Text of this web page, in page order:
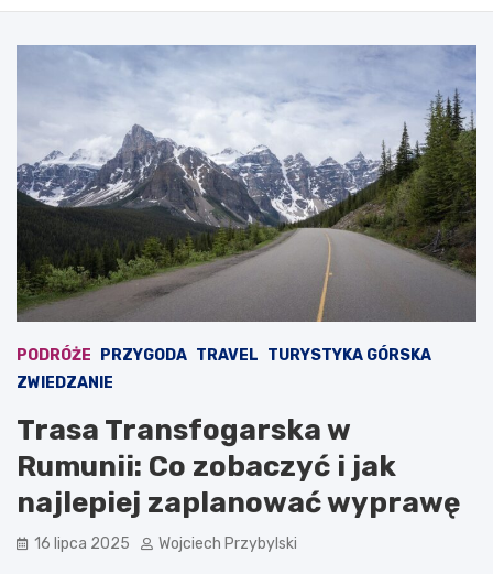
PODRÓŻE PRZYGODA TRAVEL TURYSTYKA GÓRSKA
ZWIEDZANIE
Trasa Transfogarska w
Rumunii: Co zobaczyć i jak
najlepiej zaplanować wyprawę
16 lipca 2025 Wojciech Przybylski